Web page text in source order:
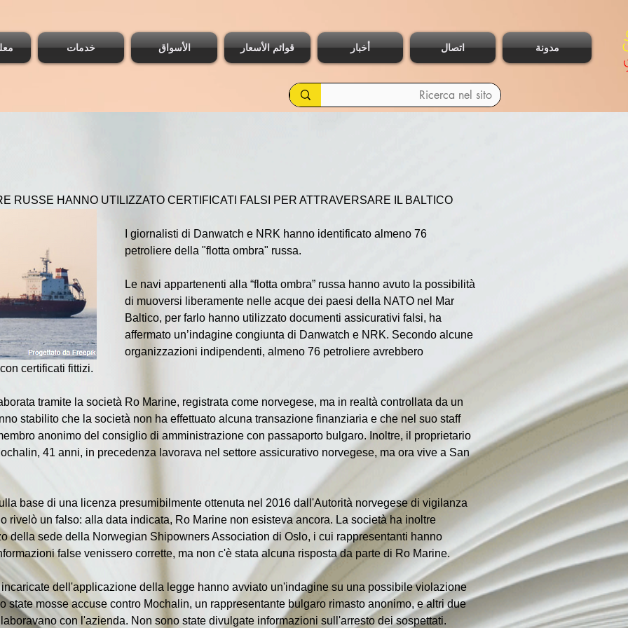
خدمات الأسواق قوائم الأسعار أخبار اتصال مدونة
RUSSE HANNO UTILIZZATO CERTIFICATI FALSI PER ATTRAVERSARE IL BALTICO
I giornalisti di Danwatch e NRK hanno identificato almeno 76
petroliere della "flotta ombra" russa.
Le navi appartenenti alla “flotta ombra” russa hanno avuto la possibilità
di muoversi liberamente nelle acque dei paesi della NATO nel Mar
Baltico, per farlo hanno utilizzato documenti assicurativi falsi, ha
affermato un’indagine congiunta di Danwatch e NRK. Secondo alcune
organizzazioni indipendenti, almeno 76 petroliere avrebbero
certificati fittizi.
tramite la società Ro Marine, registrata come norvegese, ma in realtà controllata da un
stabilito che la società non ha effettuato alcuna transazione finanziaria e che nel suo staff
anonimo del consiglio di amministrazione con passaporto bulgaro. Inoltre, il proprietario
41 anni, in precedenza lavorava nel settore assicurativo norvegese, ma ora vive a San
base di una licenza presumibilmente ottenuta nel 2016 dall'Autorità norvegese di vigilanza
rivelò un falso: alla data indicata, Ro Marine non esisteva ancora. La società ha inoltre
della sede della Norwegian Shipowners Association di Oslo, i cui rappresentanti hanno
false venissero corrette, ma non c'è stata alcuna risposta da parte di Ro Marine.
dell'applicazione della legge hanno avviato un'indagine su una possibile violazione
state mosse accuse contro Mochalin, un rappresentante bulgaro rimasto anonimo, e altri due
con l'azienda. Non sono state divulgate informazioni sull'arresto dei sospettati.